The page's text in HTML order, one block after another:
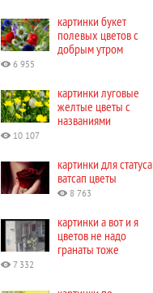
картинки букет
полевых цветов с
добрым утром
6 955
картинки луговые
желтые цветы с
названиями
10 107
картинки для статуса
ватсап цветы
8 763
картинки а вот и я
цветов не надо
гранаты тоже
7 332